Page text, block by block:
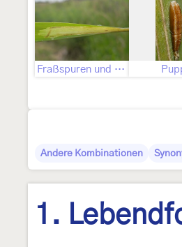
Fraßspuren und Befallsbild
Andere Kombinationen
1.